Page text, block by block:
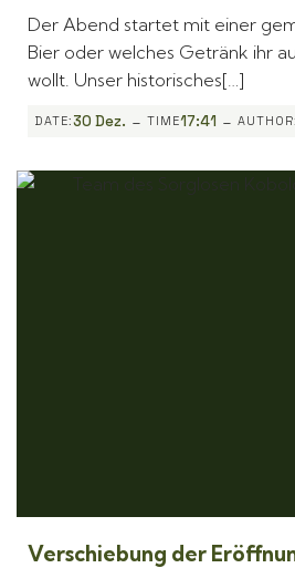
Der Abend startet mit einer
Bier oder welches Getränk ihr
wollt. Unser historisches[…]
DATE:30 Dez. - TIME17:41 - AUTHOR:
Verschiebung der